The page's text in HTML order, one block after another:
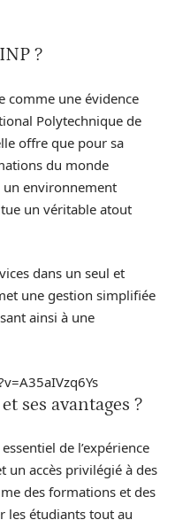
?
comme une évidence
Polytechnique de
offre que pour sa
du monde
environnement
un véritable atout
dans un seul et
une gestion simplifiée
ainsi à une
ses avantages ?
de l’expérience
un accès privilégié à des
des formations et des
les étudiants tout au